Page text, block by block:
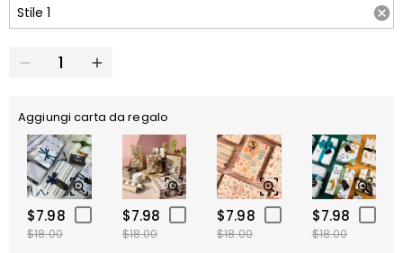
Aggiungi carta da regalo
$7.98
$18.00
$7.98
$18.00
$7.98
$18.00
$7.98
$18.00